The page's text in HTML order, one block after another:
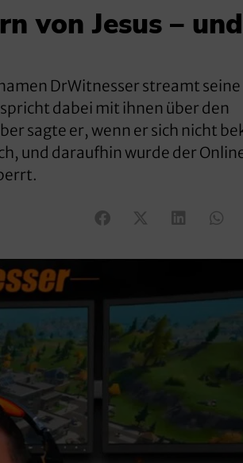
von Jesus – und
DrWitnesser streamt seine
dabei mit ihnen über den
sagte er, wenn er sich nicht
und daraufhin wurde der